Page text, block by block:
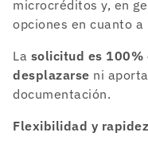
microcréditos y, en
opciones en cuanto a
La solicitud es 100%
desplazarse ni
documentación.
Flexibilidad y